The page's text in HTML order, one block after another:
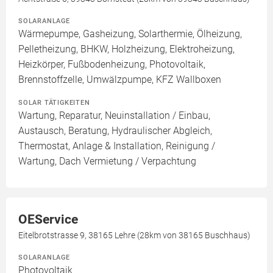
SOLARANLAGE
Wärmepumpe, Gasheizung, Solarthermie, Ölheizung,
Pelletheizung, BHKW, Holzheizung, Elektroheizung,
Heizkörper, Fußbodenheizung, Photovoltaik,
Brennstoffzelle, Umwälzpumpe, KFZ Wallboxen
SOLAR TÄTIGKEITEN
Wartung, Reparatur, Neuinstallation / Einbau,
Austausch, Beratung, Hydraulischer Abgleich,
Thermostat, Anlage & Installation, Reinigung /
Wartung, Dach Vermietung / Verpachtung
OEService
Eitelbrotstrasse 9, 38165 Lehre (28km von 38165 Buschhaus)
SOLARANLAGE
Photovoltaik